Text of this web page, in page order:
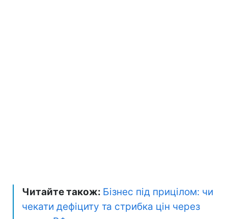
Читайте також: Бізнес під прицілом: чи
чекати дефіциту та стрибка цін через